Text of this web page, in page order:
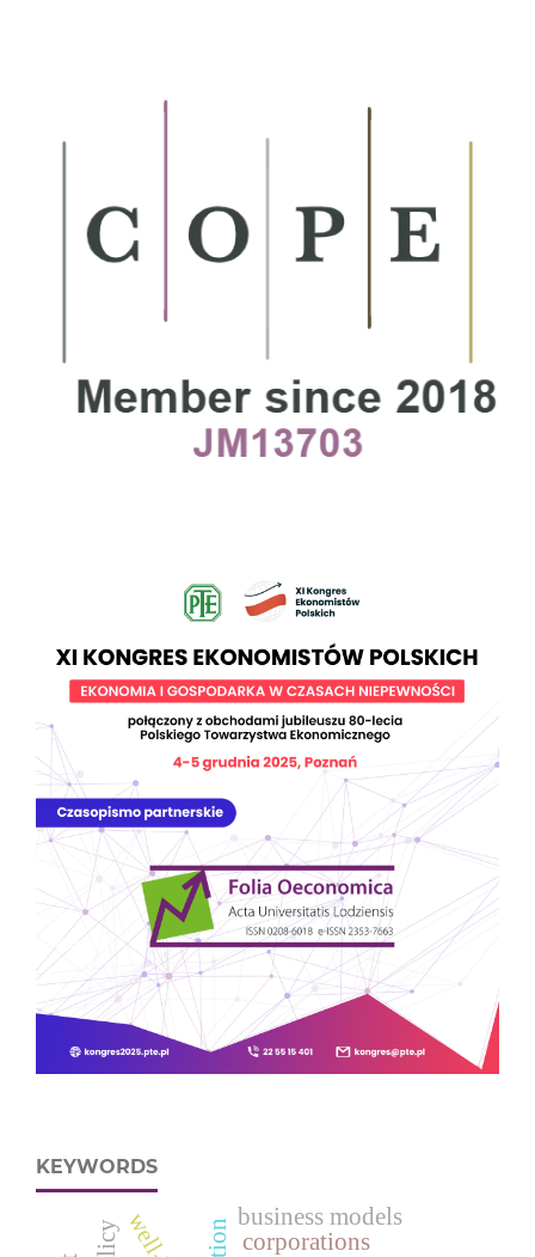
KEYWORDS
corporations
business models